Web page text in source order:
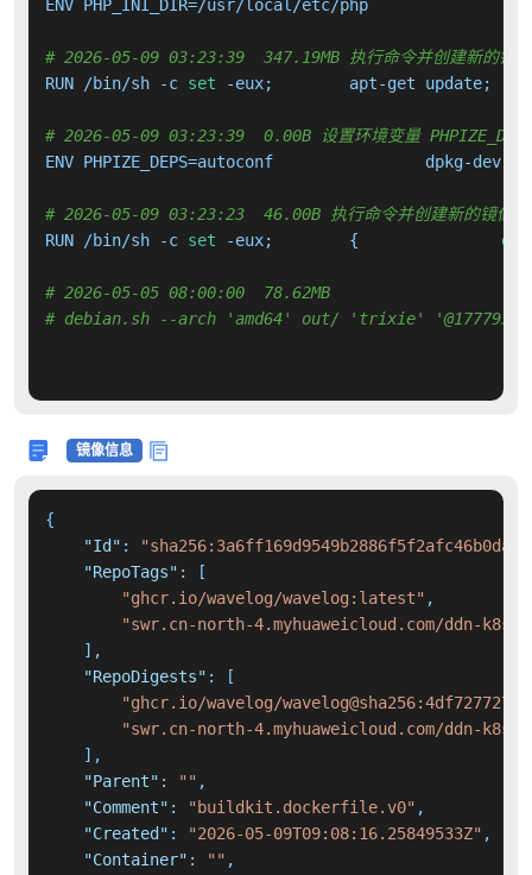
ENV PHP_INI_DIR=/usr/local/etc/php
# 2026-05-09 03:23:39  347.19MB 执行命令并创建新的镜
RUN /bin/sh -c set
# 2026-05-09 03:23:39  0.00B 设置环境变量
ENV PHPIZE_DEPS=autoconf 		dpkg-dev 		file 		g++ 		gcc 		libc-dev 		make 		pkg-config 		re2c
# 2026-05-09 03:23:23  46.00B 执行命令并创建新的镜像层
RUN /bin/sh -c set
# 2026-05-05 08:00:00  78.62MB
# debian.sh --arch 'amd64' out/ 'trixie'
镜像信息
{
"Id" :
"RepoTags" :
[
"ghcr.io/wavelog/wavelog:latest" ,
"swr.cn-north-4.myhuaweicloud.com/ddn-
] ,
"RepoDigests" :
[
"ghcr.io/wavelog/
"swr.cn-north-4.myhuaweicloud.com/ddn-k8s/
] ,
"Parent" : "" ,
"Comment" : "buildkit.dockerfile.v0" ,
"Created" : "2026-05-09T09:08:16.25849533Z" ,
"Container" : "" ,